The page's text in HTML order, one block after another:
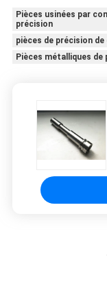
Pièces usinées par
précision
pièces de précision
Pièces métalliques de